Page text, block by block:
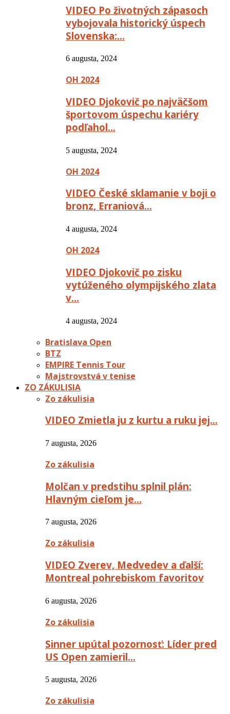
VIDEO Po životných zápasoch
vybojovala historický úspech
Slovenska:…
6 augusta, 2024
OH 2024
VIDEO Djokovič po najväčšom
športovom úspechu kariéry
podľahol…
5 augusta, 2024
OH 2024
VIDEO České sklamanie v boji o
bronz, Erraniová…
4 augusta, 2024
OH 2024
VIDEO Djokovič po zisku
vytúženého olympijského zlata
v…
4 augusta, 2024
Bratislava Open
BTZ
EMPIRE Tennis Tour
Majstrovstvá v tenise
ZO ZÁKULISIA
Zo zákulisia
VIDEO Zmietla ju z kurtu a ruku jej…
7 augusta, 2026
Zo zákulisia
Molčan v predstihu splnil plán:
Hlavným cieľom je…
7 augusta, 2026
Zo zákulisia
VIDEO Zverev, Medvedev a ďalší:
Montreal pohrebiskom favoritov
6 augusta, 2026
Zo zákulisia
Sinner upútal pozornosť: Líder pred
US Open zamieril…
5 augusta, 2026
Zo zákulisia